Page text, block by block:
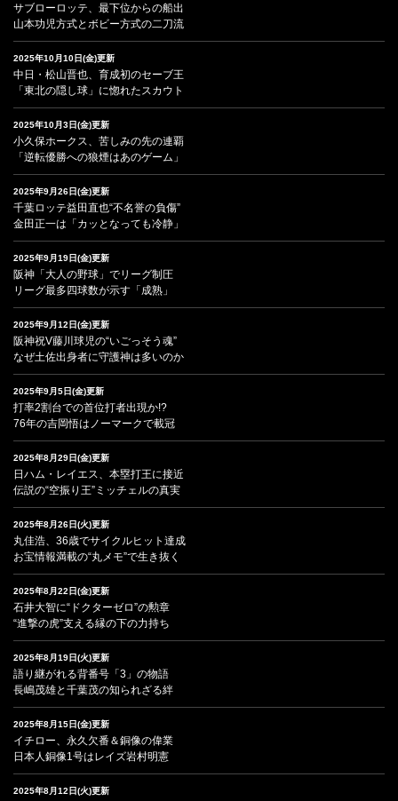
サブローロッテ、最下位からの船出
山本功児方式とボビー方式の二刀流
2025年10月10日(金)更新
中日・松山晋也、育成初のセーブ王
「東北の隠し球」に惚れたスカウト
2025年10月3日(金)更新
小久保ホークス、苦しみの先の連覇
「逆転優勝への狼煙はあのゲーム」
2025年9月26日(金)更新
千葉ロッテ益田直也“不名誉の負傷”
金田正一は「カッとなっても冷静」
2025年9月19日(金)更新
阪神「大人の野球」でリーグ制圧
リーグ最多四球数が示す「成熟」
2025年9月12日(金)更新
阪神祝V藤川球児の“いごっそう魂”
なぜ土佐出身者に守護神は多いのか
2025年9月5日(金)更新
打率2割台での首位打者出現か!?
76年の吉岡悟はノーマークで載冠
2025年8月29日(金)更新
日ハム・レイエス、本塁打王に接近
伝説の“空振り王”ミッチェルの真実
2025年8月26日(火)更新
丸佳浩、36歳でサイクルヒット達成
お宝情報満載の“丸メモ”で生き抜く
2025年8月22日(金)更新
石井大智に“ドクターゼロ”の勲章
“進撃の虎”支える縁の下の力持ち
2025年8月19日(火)更新
語り継がれる背番号「3」の物語
長嶋茂雄と千葉茂の知られざる絆
2025年8月15日(金)更新
イチロー、永久欠番＆銅像の偉業
日本人銅像1号はレイズ岩村明憲
2025年8月12日(火)更新